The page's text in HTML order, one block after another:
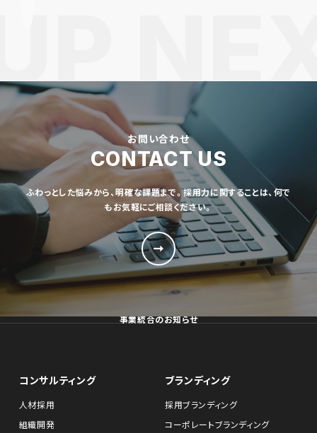
お問い合わせ
CONTACT US
ふわっとした悩みから、明確な課題まで。採用力に関することは、何で
もお気軽にご相談ください。
事業統合のお知らせ
コンサルティング
人材採用
組織開発
ブランディング
採用ブランディング
コーポレートブランディング